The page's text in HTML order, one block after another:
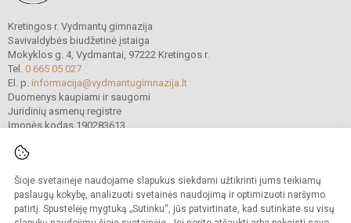
Šioje svetainėje naudojame slapukus siekdami užtikrinti jums teikiamų
paslaugų kokybę, analizuoti svetainės naudojimą ir optimizuoti naršymo
patirtį. Spustelėję mygtuką „Sutinku“, jūs patvirtinate, kad sutinkate su visų
Kretingos r. Vydmantų gimnazija
Savivaldybės biudžetinė įstaiga
Mokyklos g. 4, Vydmantai, 97222 Kretingos r.
Tel. 0 665 05 027
El. p. informacija@vydmantugimnazija.lt
Duomenys kaupiami ir saugomi
Juridinių asmenų registre
Įmonės kodas 190283613
© 2021. Kretingos r. Vydmantų gimnazija. Visos teisės saugomos.
Kopijuoti turinį be raštiško gimnazijos sutikimo griežtai draudžiama.
Versija neįgaliesiems Slapukų valdymas